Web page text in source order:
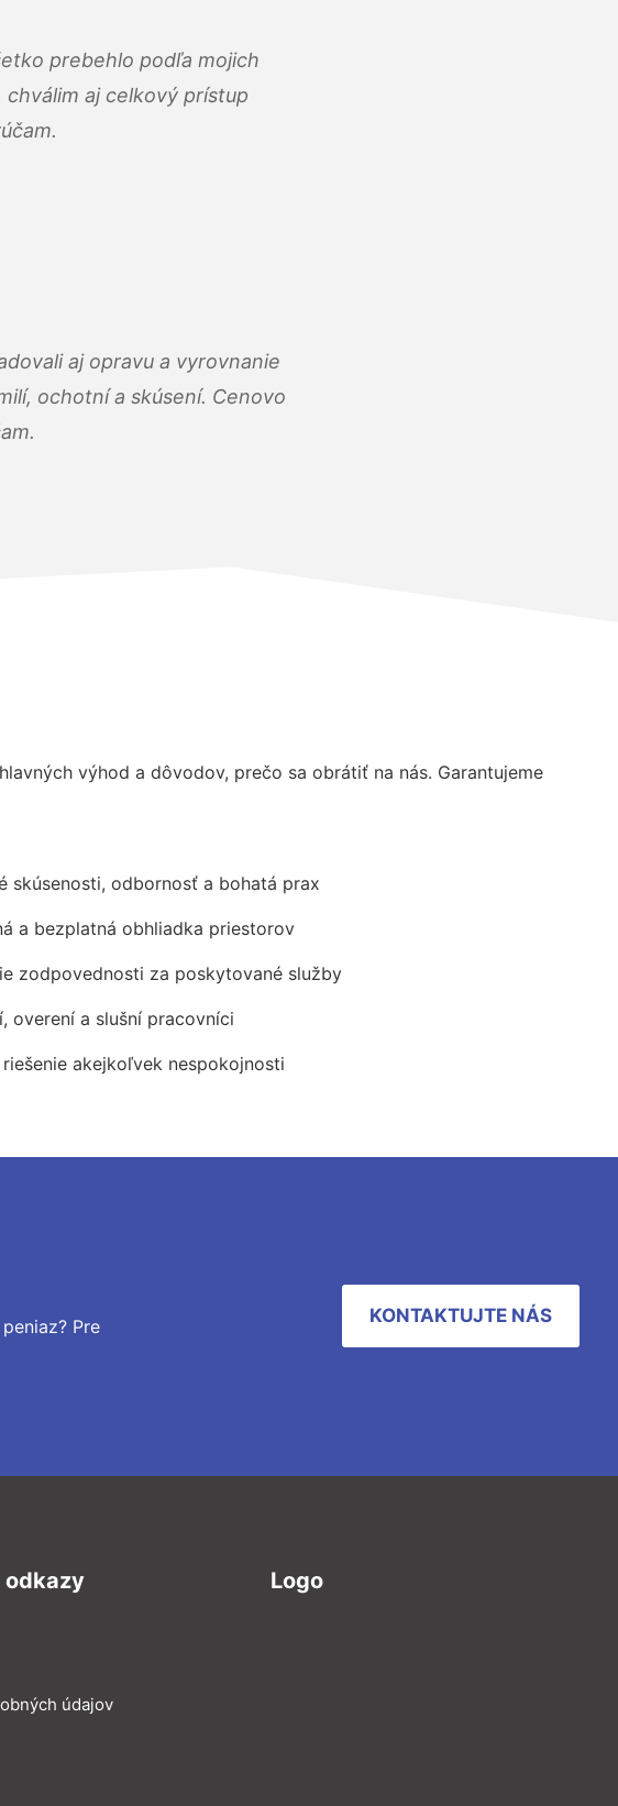
prebehlo podľa mojich
aj celkový prístup
aj opravu a vyrovnanie
ochotní a skúsení. Cenovo
výhod a dôvodov, prečo sa obrátiť na nás. Garantujeme
skúsenosti, odbornosť a bohatá prax
a bezplatná obhliadka priestorov
zodpovednosti za poskytované služby
overení a slušní pracovníci
akejkoľvek nespokojnosti
Pre
KONTAKTUJTE NÁS
odkazy
údajov
Logo